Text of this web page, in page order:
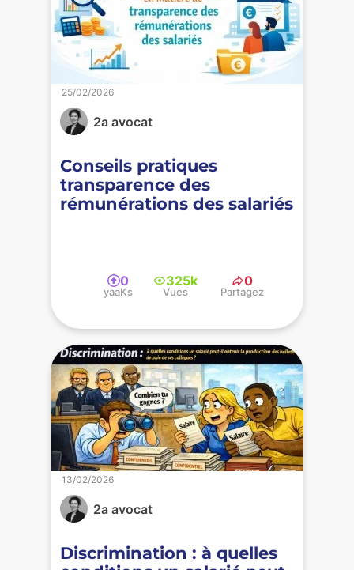
2a avocat
Conseils pratiques
transparence des
rémunérations des salariés
25/02/2026
0
yaaKs
325k
Vues
0
Partagez
2a avocat
Discrimination : à quelles
13/02/2026